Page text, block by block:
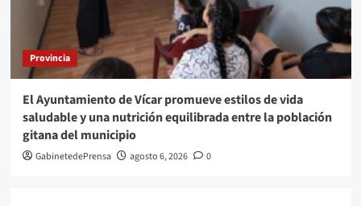
Provincia
El Ayuntamiento de Vícar promueve estilos de vida
saludable y una nutrición equilibrada entre la población
gitana del municipio
GabinetedePrensa agosto 6, 2026 0